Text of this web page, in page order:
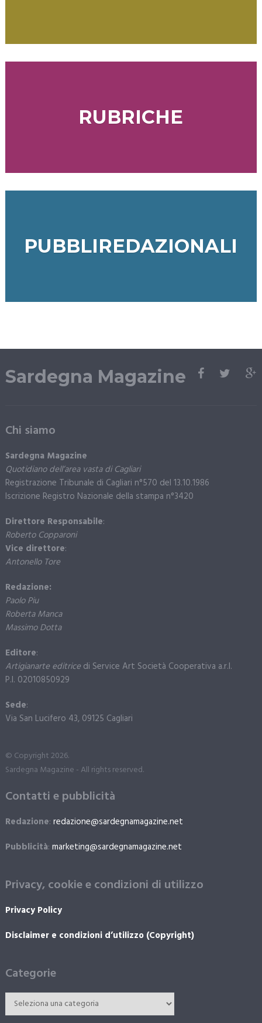
RUBRICHE
PUBBLIREDAZIONALI
Sardegna Magazine
Chi siamo
Sardegna Magazine
Quotidiano dell’area vasta di Cagliari
Registrazione Tribunale di Cagliari n°570 del 13.10.1986
Iscrizione Registro Nazionale della stampa n°3420
Direttore Responsabile:
Roberto Copparoni
Vice direttore:
Antonello Tore
Redazione:
Paolo Piu
Roberta Manca
Massimo Dotta
Editore:
Artigianarte editricedi Service Art Società Cooperativa a.r.l.
P.I. 02010850929
Sede:
Via San Lucifero 43, 09125 Cagliari
© Copyright 2026.
Sardegna Magazine - All rights reserved.
Contatti e pubblicità
Redazione: redazione@sardegnamagazine.net
Pubblicità: marketing@sardegnamagazine.net
Privacy, cookie e condizioni di utilizzo
Privacy Policy
Disclaimer e condizioni d’utilizzo (Copyright)
Categorie